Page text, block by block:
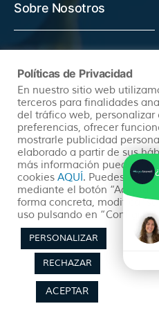
Sobre Nosotros
Quienes somos
(+34) 602 259 028
info@hayatravel.com
Mapa Web
Productos
Ofertas
Viajes Organizados
Lunas de Miel
Políticas de Privacidad
En nuestro sitio web
terceros para finalidades
del tráfico web,
preferencias, ofrecer
mostrarle publicidad
elaborado a partir de sus
más información puedes
cookies AQUÍ. Puedes
mediante el botón
forma concreta, modificar
uso pulsando en
PERSONALIZAR
RECHAZAR
ACEPTAR